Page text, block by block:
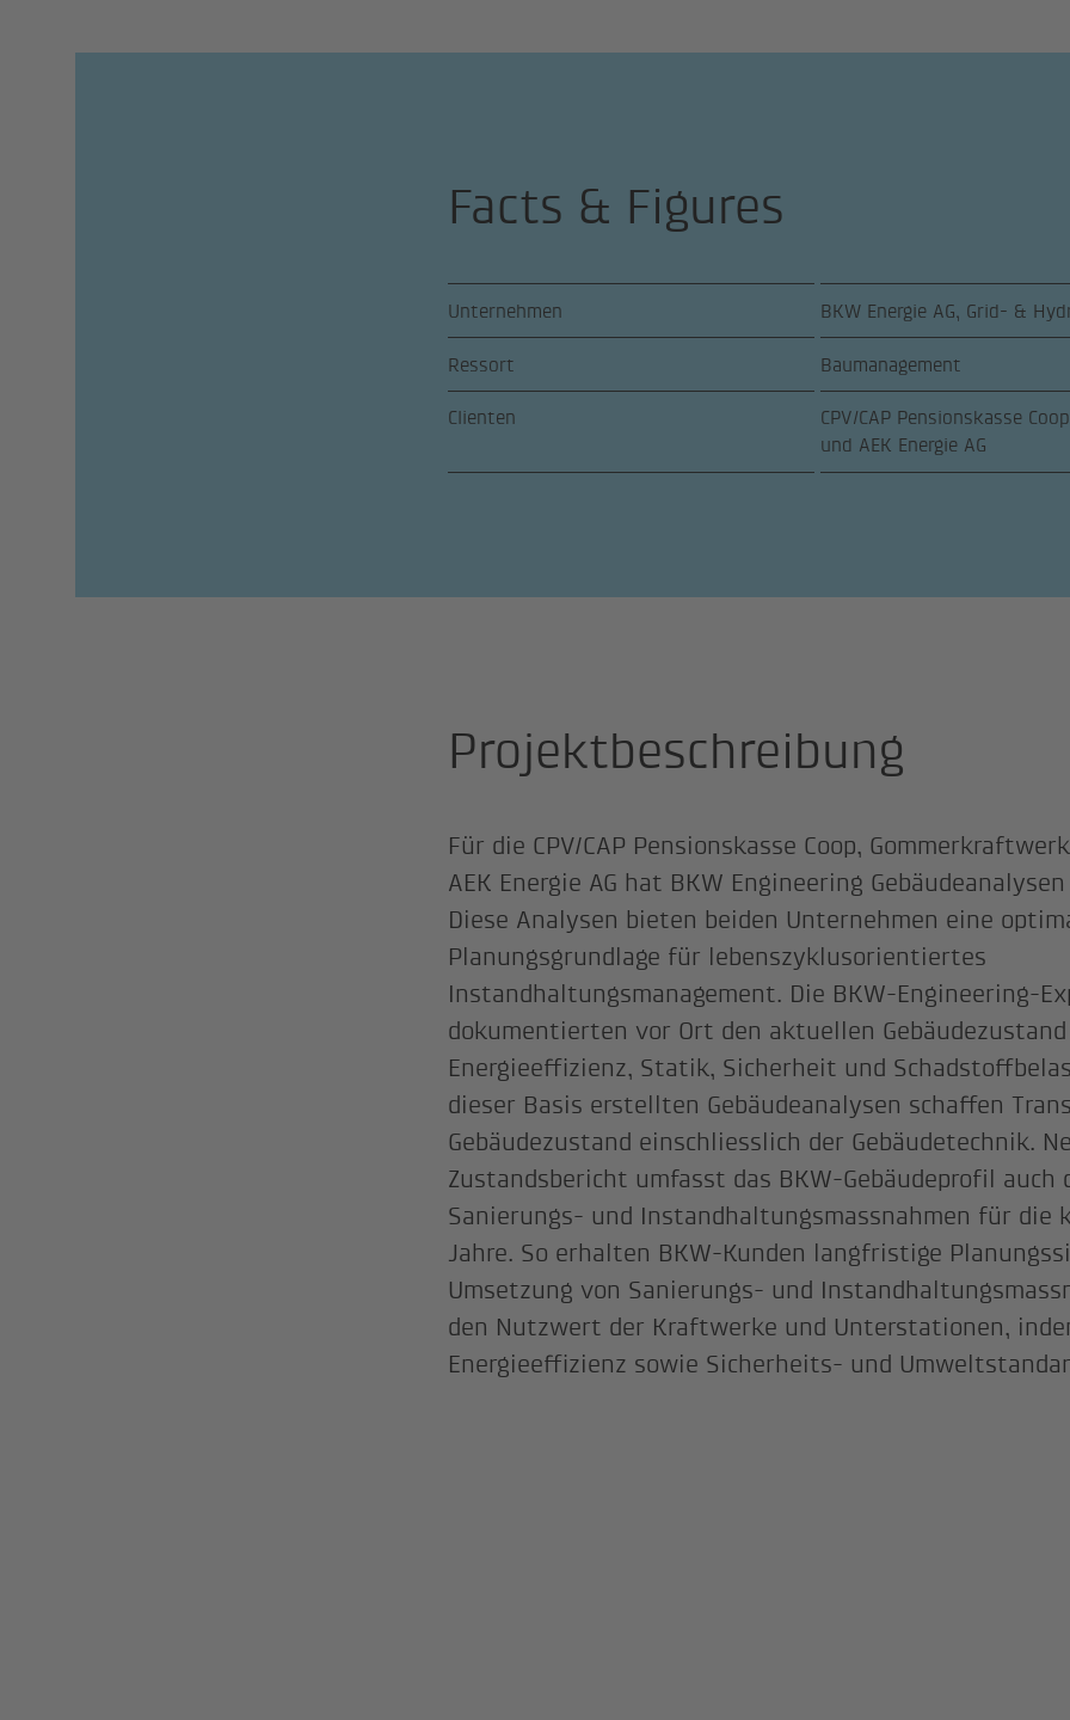
Facts & Figures
Unternehmen BKW Energie AG, Grid- &
Ressort Baumanagement
Clienten
CPV/CAP Pensionskasse
und AEK Energie AG
Projektbeschreibung
Für die CPV/CAP Pensionskasse Coop,
AEK Energie AG hat BKW Engineering
Diese Analysen bieten beiden Unternehmen eine
Planungsgrundlage für lebenszyklusorientiertes
Instandhaltungsmanagement. Die BKW-Engineering-
dokumentierten vor Ort den aktuellen
Energieeffizienz, Statik, Sicherheit und
dieser Basis erstellten Gebäudeanalysen schaffen
Gebäudezustand einschliesslich der Gebäudetechnik.
Zustandsbericht umfasst das BKW-Gebäudeprofil
Sanierungs- und Instandhaltungsmassnahmen für die
Jahre. So erhalten BKW-Kunden langfristige
Umsetzung von Sanierungs- und
den Nutzwert der Kraftwerke und Unterstationen,
Energieeffizienz sowie Sicherheits- und